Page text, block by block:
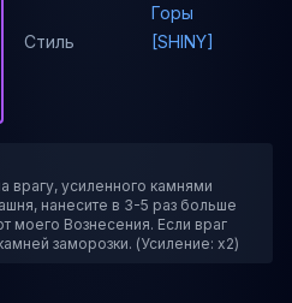
Горы
Стиль
[SHINY]
врагу, усиленного камнями
нанесите в 3-5 раз больше
моего Вознесения. Если враг
заморозки. (Усиление: x2)